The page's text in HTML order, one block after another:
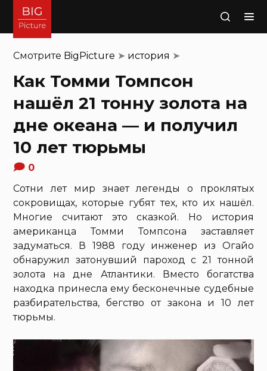
Поиск
Смотрите BigPicture ➤ история ➤
Как Томми Томпсон
нашёл 21 тонну золота на
дне океана — и получил
10 лет тюрьмы
0
Сотни лет мир знает легенды о проклятых
сокровищах, которые губят тех, кто их нашёл.
Многие считают это сказкой. Но история
американца Томми Томпсона заставляет
задуматься. В 1988 году инженер из Огайо
обнаружил затонувший пароход с 21 тонной
золота на дне Атлантики. Вместо богатства
находка принесла ему бесконечные судебные
разбирательства, бегство от закона и 10 лет
тюрьмы.